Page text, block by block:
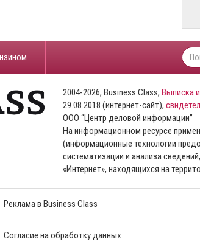
2004-2026, Business Class, Выписка
29.08.2018 (интернет-сайт),
ООО “Центр деловой информации”
На информационном ресурсе
(информационные технологии
систематизации и анализа
«Интернет», находящихся на
Реклама в Business Class
Согласие на обработку данных